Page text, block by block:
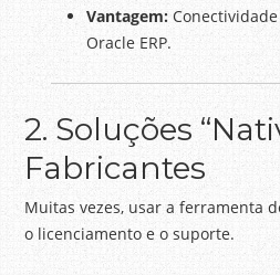
Vantagem:
Oracle ERP.
2. Soluções
Fabricantes
Muitas vezes, usar a ferramenta
o licenciamento e o suporte.